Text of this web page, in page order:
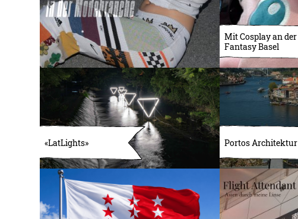
Mit Cosplay an der
Fantasy Basel
«LatLights» Portos Architektur